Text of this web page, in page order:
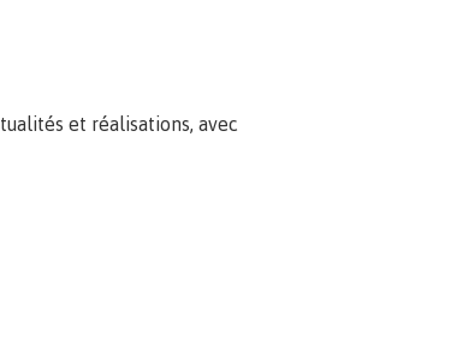
et réalisations, avec